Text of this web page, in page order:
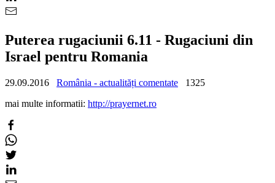
Puterea rugaciunii 6.11 - Rugaciuni din
Israel pentru Romania
29.09.2016 România - actualități comentate
1325
mai multe informatii: http://prayernet.ro